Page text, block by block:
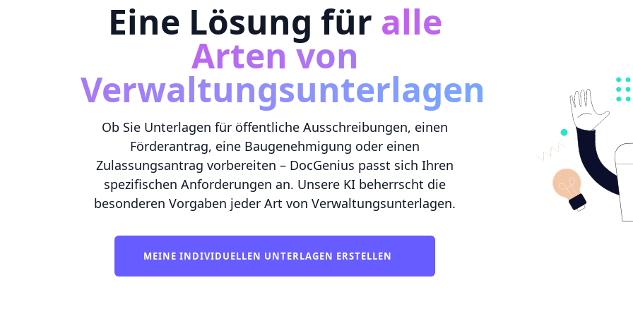
Eine Lösung für alle
Arten von
Verwaltungsunterlagen
Ob Sie Unterlagen für öffentliche Ausschreibungen, einen
Förderantrag, eine Baugenehmigung oder einen
Zulassungsantrag vorbereiten – DocGenius passt sich Ihren
spezifischen Anforderungen an. Unsere KI beherrscht die
besonderen Vorgaben jeder Art von Verwaltungsunterlagen.
MEINE INDIVIDUELLEN UNTERLAGEN ERSTELLEN